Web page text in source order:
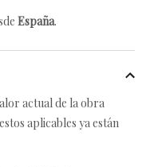
España.
actual de la obra
aplicables ya están